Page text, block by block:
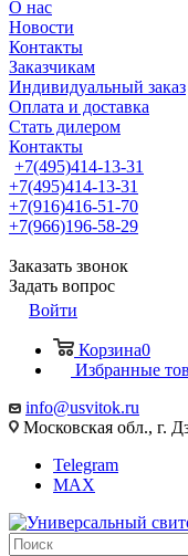
О нас
Новости
Контакты
Заказчикам
Индивидуальный заказ
Оплата и доставка
Стать дилером
Контакты
+7(495)414-13-31
+7(495)414-13-31
+7(916)416-51-70
+7(966)196-58-29
Заказать звонок
Задать вопрос
Войти
Корзина0
Избранные
info@usvitok.ru
Московская обл., г.
Telegram
MAX